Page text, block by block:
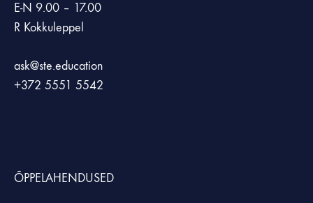
E-N 9.00 – 17.00
R Kokkuleppel
ask@ste.education
+372 5551 5542
ÕPPELAHENDUSED